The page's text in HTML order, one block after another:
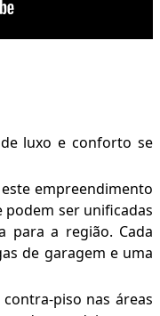
luxo e conforto se
empreendimento
podem ser unificadas
para a região. Cada
de garagem e uma
piso nas áreas